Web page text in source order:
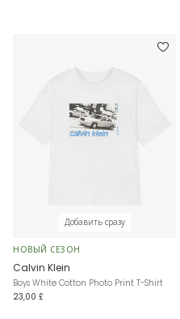
Добавить сразу
НОВЫЙ СЕЗОН
Calvin Klein
Boys White Cotton Photo Print T-Shirt
23,00 £